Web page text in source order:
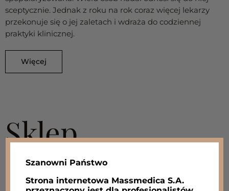
sceptycznie. Jednak z roku na rok coraz więcej lekarzy
przekonuje się o jej zaletach i wdraża do codziennej
praktyki klinicznej.
Więcej
Sklep
Szanowni Państwo
Strona internetowa Massmedica S.A.